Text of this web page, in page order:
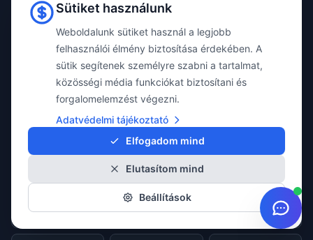
Debica
Double Star
Falken Firestone
General
Gripmax
Sütiket használunk
Weboldalunk sütiket használ a legjobb
felhasználói élmény biztosítása érdekében. A
sütik segítenek személyre szabni a tartalmat,
közösségi média funkciókat biztosítani és
forgalomelemzést végezni.
Adatvédelmi tájékoztató
Elfogadom mind
Elutasítom mind
Beállítások